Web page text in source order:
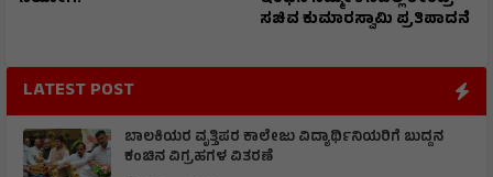
ಸಚಿವ ಕುಮಾರಸ್ವಾಮಿ ಪ್ರತಿಪಾದನೆ
LATEST POST
ಬಾಲಕಿಯರ ವೃತ್ತಿಪರ ಕಾಲೇಜು ವಿದ್ಯಾರ್ಥಿನಿಯರಿಗೆ ಬುದ್ದನ
ಕಂಚಿನ ವಿಗ್ರಹಗಳ ವಿತರಣೆ